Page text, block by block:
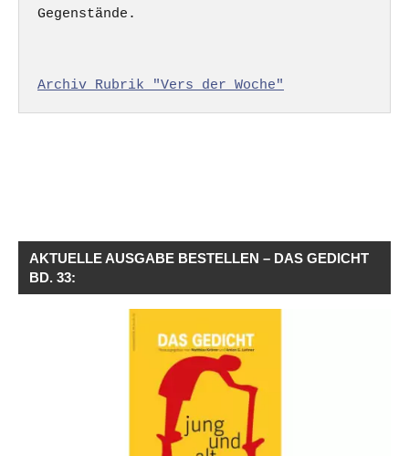
Gegenstände.
Archiv Rubrik "Vers der Woche"
AKTUELLE AUSGABE BESTELLEN – DAS GEDICHT
BD. 33: